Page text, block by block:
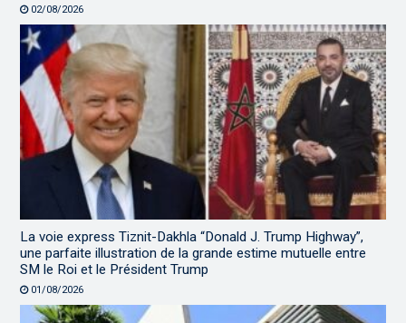
02/08/2026
La voie express Tiznit-Dakhla “Donald J. Trump Highway”,
une parfaite illustration de la grande estime mutuelle entre
SM le Roi et le Président Trump
01/08/2026